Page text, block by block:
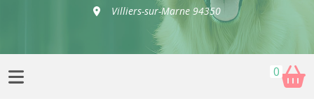
Villiers-sur-Marne 94350
0